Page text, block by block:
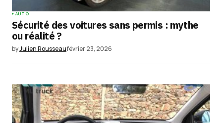
AUTO
Sécurité des voitures sans permis : mythe
ou réalité ?
byJulien Rousseaufévrier 23, 2026